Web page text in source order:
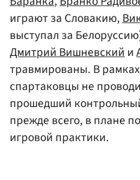
играют за Словакию,
выступал за
Дмитрий Вишневскийи
травмированы. В
спартаковцы не
прошедший
прежде всего, в плане
игровой практики.